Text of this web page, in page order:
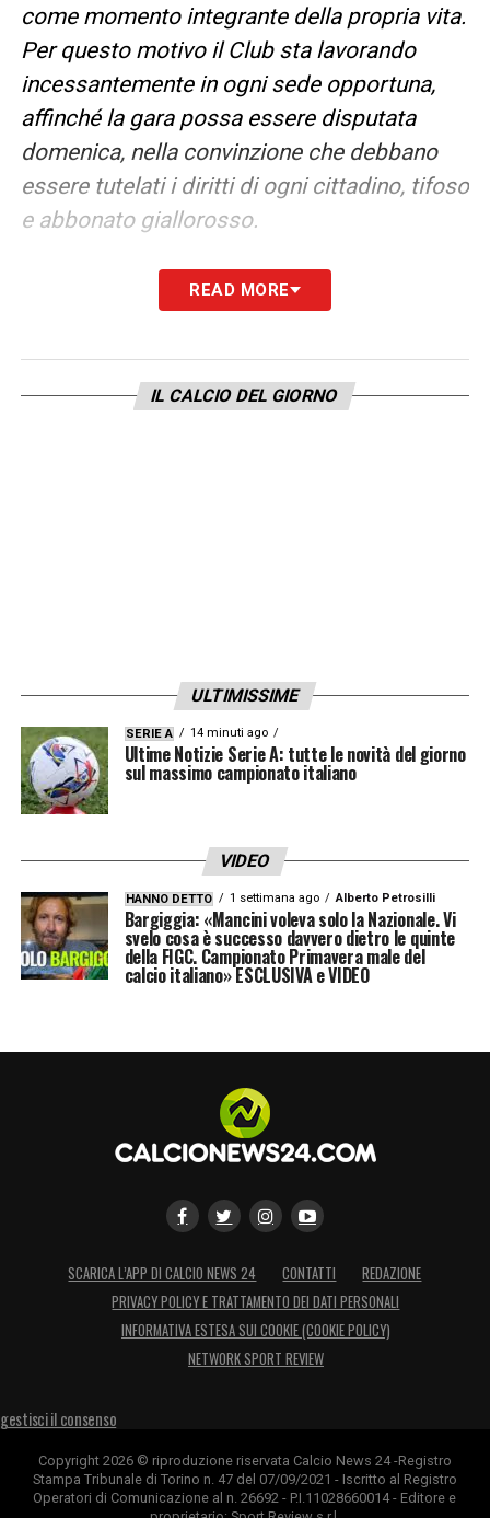
come momento integrante della propria vita.
Per questo motivo il Club sta lavorando
incessantemente in ogni sede opportuna,
affinché la gara possa essere disputata
domenica, nella convinzione che debbano
essere tutelati i diritti di ogni cittadino, tifoso
e abbonato giallorosso.
La Roma ha sempre riconosciuto nel proprio
pubblico un patrimonio unico di
questi colori. È proprio nei momenti più
complessi e difficili che il senso di
dell’attaccamento che il popolo romanista
ha sempre dimostrato e che è e sarà sempre
motivo di orgoglio unico per tutta l’AS
Roma“.
LA PLAYLIST DELLE NOSTRE TOP NEWS
READ MORE
IL CALCIO DEL GIORNO
ULTIMISSIME
SERIE A 14 minuti ago
Ultime Notizie Serie A: tutte le novità del giorno
sul massimo campionato italiano
VIDEO
HANNO DETTO 1 settimana ago Alberto Petrosilli
Bargiggia: «Mancini voleva solo la Nazionale. Vi
svelo cosa è successo davvero dietro le quinte
della FIGC. Campionato Primavera male del
calcio italiano» ESCLUSIVA e VIDEO
SCARICA L’APP DI CALCIO NEWS 24 CONTATTI
REDAZIONE
PRIVACY POLICY E TRATTAMENTO DEI DATI PERSONALI
INFORMATIVA ESTESA SUI COOKIE (COOKIE POLICY)
NETWORK SPORT REVIEW
gestisci il consenso
Copyright 2026 © riproduzione riservata Calcio News 24 -Registro
Stampa Tribunale di Torino n. 47 del 07/09/2021 - Iscritto al Registro
Operatori di Comunicazione al n. 26692 - P.I.11028660014 - Editore e